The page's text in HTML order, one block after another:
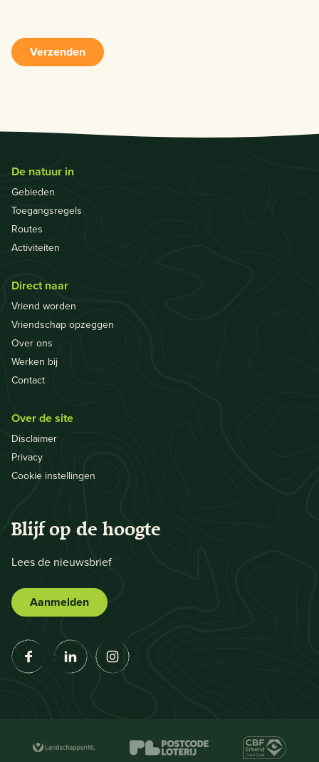
Verzenden
De natuur in
Gebieden
Toegangsregels
Routes
Activiteiten
Direct naar
Vriend worden
Vriendschap opzeggen
Over ons
Werken bij
Contact
Over de site
Disclaimer
Privacy
Cookie instellingen
Blijf op de hoogte
Lees de nieuwsbrief
Aanmelden